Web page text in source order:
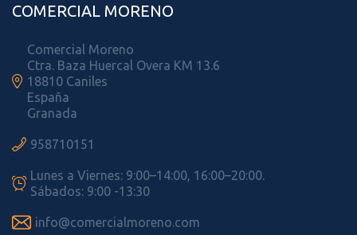
COMERCIAL MORENO

Comercial Moreno
Ctra. Baza Huercal Overa KM 13.6
18810 Caniles
España
Granada
 958710151

Lunes a Viernes: 9:00–14:00, 16:00–20:00.
Sábados: 9:00 -13:30
 info@comercialmoreno.com